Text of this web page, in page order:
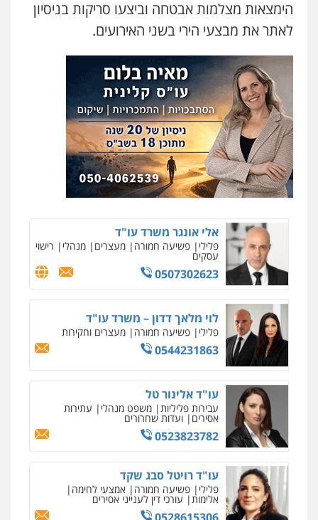
עורכי דין לענייני אסירים מעצרים וחקירות
0546470989
עו"ד זוהר ארבל
פלילי פשיעה חמורה מעצרים וחקירות
קטינים
0538788878
עו"ד אסף דוק
פלילי עבירות מין סמים והימורים פשיעה
חמורה חקירות ומעצרים צווארון לבן והונאה
0526885006
עו"ד שלי גורביץ – לוי
משפט פלילי פשיעה חמורה מעצרים
וחקירות צבאי תעבורה
0544218336
עו"ד שאדי כבהא
פלילי עורכי דין לענייני אסירים
0525556970
משרד עורכי דין חן ברוך
פלילי דיני תעבורה מעצרים וחקירות
0505078733
עו"ד קארין לגטיוי
פלילי פשיעה חמורה מעצרים וחקירות
0507446995
הימצאות מצלמות אבטחה וביצעו סריקות בניסיון
לאתר את מבצעי הירי בשני האירועים.
משפט פלילי
0545437431
עו"ד עלי סעדי
פלילי פשיעה חמורה ליווי וייצוג בחקירות
ומעצרים
0508824984
עו"ד שגיא אקו
פלילי מעצרים וחקירות סמים עבירות מין
עורכי דין לענייני אסירים
0525279829
אלי אונגר משרד עו"ד
פלילי פשיעה חמורה מעצרים מנהלי רישוי
עסקים
0507302623
לוי מלאך דדון – משרד עו"ד
פלילי פשיעה חמורה מעצרים וחקירות
0544231863
עו"ד אלינור טל
עבירות פליליות משפט מנהלי עתירות
אסירים ועדות שחרורים
0523823782
עו"ד רויטל סבג שקד
פלילי פשיעה חמורה אמצעי לחימה
אלימות עורכי דין לענייני אסירים
ניר קידר – צלם
0504578527
שליליים
שירותים מקצועיים לעורכי דין
0522508109
אחסון אתרים
מקצועיים לעורכי דין